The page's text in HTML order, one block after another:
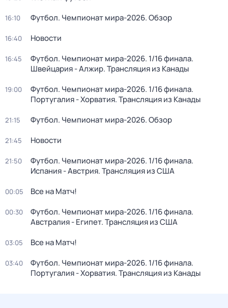
16:10 Футбол. Чемпионат мира-2026. Обзор
16:40 Новости
16:45
Футбол. Чемпионат мира-2026. 1/16 финала.
Швейцария - Алжир. Трансляция из Канады
19:00
Футбол. Чемпионат мира-2026. 1/16 финала.
Португалия - Хорватия. Трансляция из Канады
21:15 Футбол. Чемпионат мира-2026. Обзор
21:45 Новости
21:50
Футбол. Чемпионат мира-2026. 1/16 финала.
Испания - Австрия. Трансляция из США
00:05 Все на Матч!
00:30
Футбол. Чемпионат мира-2026. 1/16 финала.
Австралия - Египет. Трансляция из США
03:05 Все на Матч!
03:40
Футбол. Чемпионат мира-2026. 1/16 финала.
Португалия - Хорватия. Трансляция из Канады